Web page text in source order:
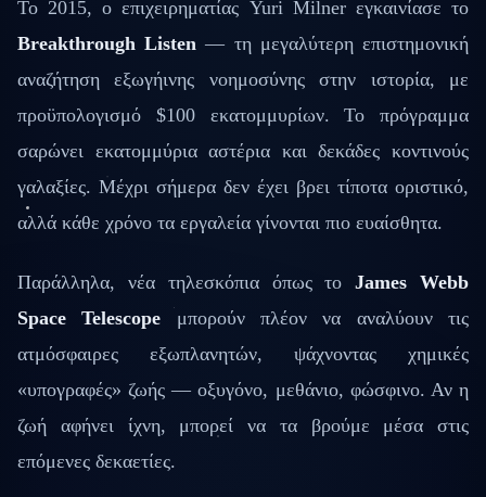
Το 2015, ο επιχειρηματίας Yuri Milner εγκαινίασε το
Breakthrough Listen — τη μεγαλύτερη επιστημονική
αναζήτηση εξωγήινης νοημοσύνης στην ιστορία, με
προϋπολογισμό $100 εκατομμυρίων. Το πρόγραμμα
σαρώνει εκατομμύρια αστέρια και δεκάδες κοντινούς
γαλαξίες. Μέχρι σήμερα δεν έχει βρει τίποτα οριστικό,
αλλά κάθε χρόνο τα εργαλεία γίνονται πιο ευαίσθητα.
Παράλληλα, νέα τηλεσκόπια όπως τοJames Webb
Space Telescope μπορούν πλέον να αναλύουν τις
ατμόσφαιρες εξωπλανητών, ψάχνοντας χημικές
«υπογραφές» ζωής — οξυγόνο, μεθάνιο, φώσφινο. Αν η
ζωή αφήνει ίχνη, μπορεί να τα βρούμε μέσα στις
επόμενες δεκαετίες.